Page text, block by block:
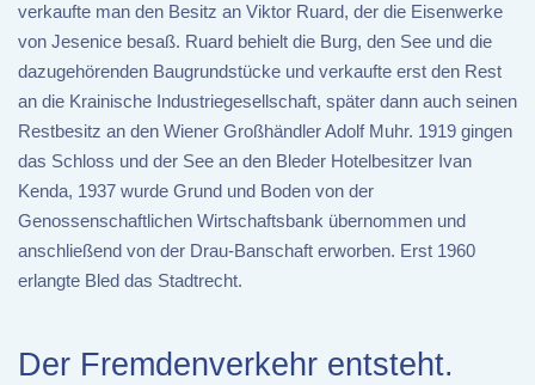
verkaufte man den Besitz an Viktor Ruard, der die Eisenwerke
von Jesenice besaß. Ruard behielt die Burg, den See und die
dazugehörenden Baugrundstücke und verkaufte erst den Rest
an die Krainische Industriegesellschaft, später dann auch seinen
Restbesitz an den Wiener Großhändler Adolf Muhr. 1919 gingen
das Schloss und der See an den Bleder Hotelbesitzer Ivan
Kenda, 1937 wurde Grund und Boden von der
Genossenschaftlichen Wirtschaftsbank übernommen und
anschließend von der Drau-Banschaft erworben. Erst 1960
erlangte Bled das Stadtrecht.
Der Fremdenverkehr entsteht.